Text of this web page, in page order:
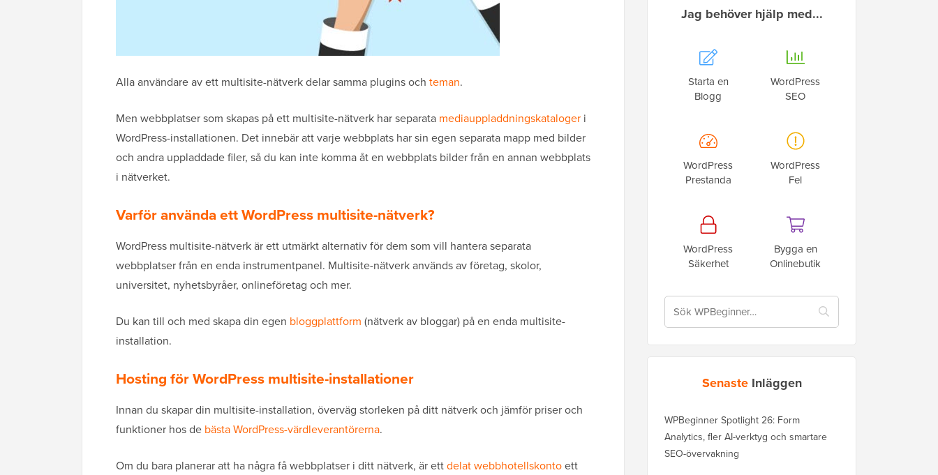
Alla användare av ett multisite-nätverk delar samma plugins och teman.
Men webbplatser som skapas på ett multisite-nätverk har separata mediauppladdningskataloger i
WordPress-installationen. Det innebär att varje webbplats har sin egen separata mapp med bilder
och andra uppladdade filer, så du kan inte komma åt en webbplats bilder från en annan webbplats
i nätverket.
Varför använda ett WordPress multisite-nätverk?
WordPress multisite-nätverk är ett utmärkt alternativ för dem som vill hantera separata
webbplatser från en enda instrumentpanel. Multisite-nätverk används av företag, skolor,
universitet, nyhetsbyråer, onlineföretag och mer.
Du kan till och med skapa din egen bloggplattform (nätverk av bloggar) på en enda multisite-
installation.
Hosting för WordPress multisite-installationer
Innan du skapar din multisite-installation, överväg storleken på ditt nätverk och jämför priser och
funktioner hos de bästa WordPress-värdleverantörerna.
Om du bara planerar att ha några få webbplatser i ditt nätverk, är ettdelat webbhotellskontoett
Jag behöver hjälp med...
Starta en
Blogg
WordPress
SEO
WordPress
Prestanda
WordPress
Fel
WordPress
Säkerhet
Bygga en
Onlinebutik
Senaste Inläggen
WPBeginner Spotlight 26: Form
Analytics, fler AI-verktyg och smartare
SEO-övervakning